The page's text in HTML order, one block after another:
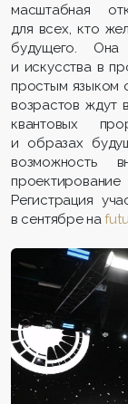
масштабная
для всех, кто
будущего. Она
и искусства в
простым языком
возрастов ждут
квантовых
и образах
возможность
Регистрация
в сентябре на